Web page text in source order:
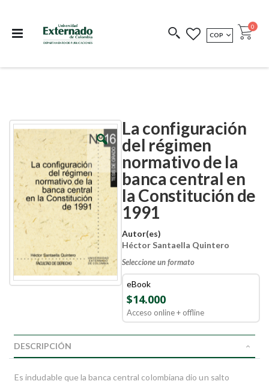
COEDICIONES REDIMIR CÓDIGO
MONEDA
COP Cart
0
La configuración
del régimen
normativo de la
banca central en
la Constitución de
1991
Autor(es)
Héctor Santaella Quintero
Seleccione un formato
eBook
$14.000
Acceso online + offline
Skip
to
the
end
the
images
gallery
Skip
to
the
beginning
the
images
gallery
DESCRIPCIÓN
Es indudable que la banca central colombiana dio un salto